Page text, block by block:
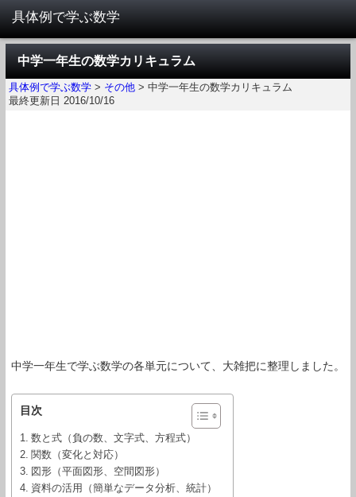
中学一年生の数学カリキュラム
具体例で学ぶ数学 > その他 > 中学一年生の数学カリキュラム
最終更新日 2016/10/16
中学一年生で学ぶ数学の各単元について、大雑把に整理しました。
目次
数と式（負の数、文字式、方程式）
関数（変化と対応）
図形（平面図形、空間図形）
資料の活用（簡単なデータ分析、統計）